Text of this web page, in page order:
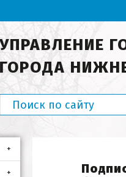
ГОРОДА